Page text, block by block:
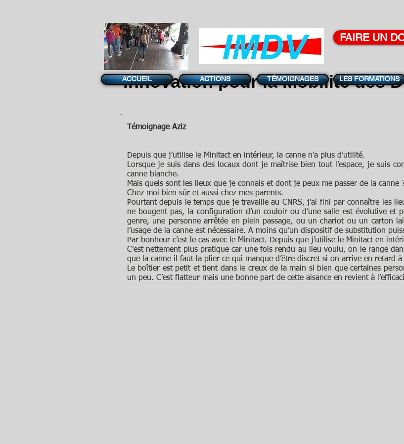
FAIRE UN
Innovation pour laMobilitédes
ACCUEIL ACTIONS TÉMOIGNAGES LES FORMATIONS
Témoignage Aziz
Depuis que j’utilise le Minitact en intérieur, la canne n’a plus d’utilité.
​Lorsque je suis dans des locaux dont je maîtrise bien tout l’espace, je suis
canne blanche.
Mais quels sont les lieux que je connais et dont je peux me passer de la canne
Chez moi bien sûr et aussi chez mes parents.
Pourtant depuis le temps que je travaille au CNRS, j’ai fini par connaître les
ne bougent pas, la configuration d’un couloir ou d’une salle est évolutive et
genre, une personne arrêtée en plein passage, ou un chariot ou un carton
l’usage de la canne est nécessaire. A moins qu’un dispositif de substitution
Par bonheur c’est le cas avec le Minitact. Depuis que j’utilise le Minitact en
C’est nettement plus pratique car une fois rendu au lieu voulu, on le range
que la canne il faut la plier ce qui manque d’être discret si on arrive en retard
Le boîtier est petit et tient dans le creux de la main si bien que certaines
un peu. C’est flatteur mais une bonne part de cette aisance en revient à